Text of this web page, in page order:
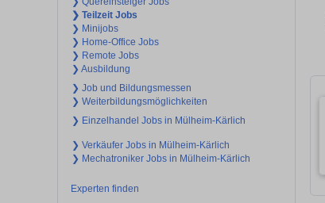
❯ Teilzeit Jobs
❯ Minijobs
❯ Home-Office Jobs
❯ Remote Jobs
❯ Ausbildung
❯ Job und Bildungsmessen
❯ Weiterbildungsmöglichkeiten
❯ Einzelhandel Jobs in Mülheim-Kärlich
❯ Verkäufer Jobs in Mülheim-Kärlich
❯ Mechatroniker Jobs in Mülheim-Kärlich
Experten finden